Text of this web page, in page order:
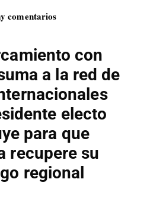
comentarios
con
a la red de
electo
para que
recupere su
regional